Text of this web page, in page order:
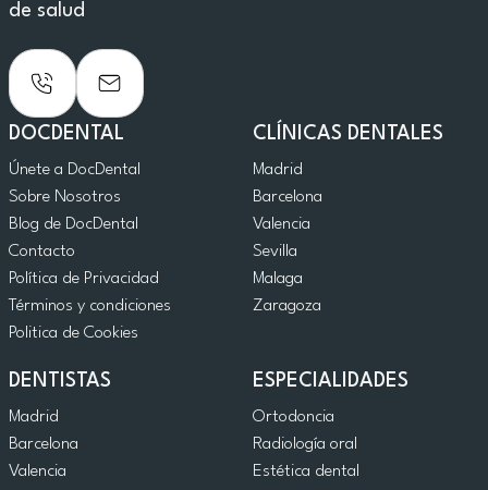
de salud
DOCDENTAL
Únete a DocDental
Sobre Nosotros
Blog de DocDental
Contacto
Política de Privacidad
Términos y condiciones
Politica de Cookies
CLÍNICAS DENTALES
Madrid
Barcelona
Valencia
Sevilla
Malaga
Zaragoza
DENTISTAS
Madrid
Barcelona
Valencia
ESPECIALIDADES
Ortodoncia
Radiología oral
Estética dental